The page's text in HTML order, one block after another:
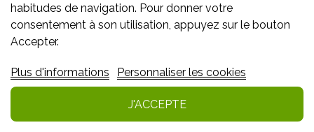
LISANDRA VERNIS A ONGLES 25 JAUNE D'OR
habitudes de navigation. Pour donner votre
consentement à son utilisation, appuyez sur le bouton
Accepter.
Plus d'informations Personnaliser les cookies
J'ACCEPTE